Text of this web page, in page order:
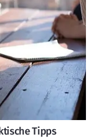
Tipps